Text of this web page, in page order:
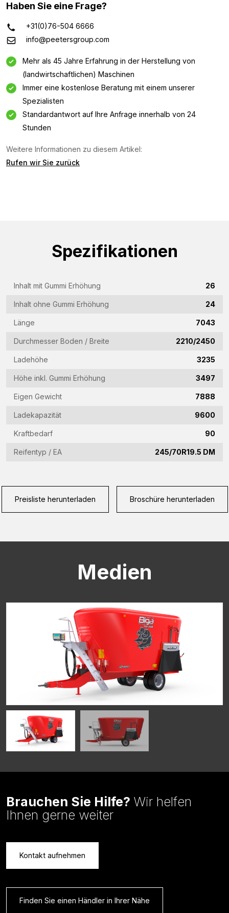
Haben Sie eine Frage?
+31(0)76-504 6666
info@peetersgroup.com
Mehr als 45 Jahre Erfahrung in der Herstellung von
(landwirtschaftlichen) Maschinen
Immer eine kostenlose Beratung mit einem unserer
Spezialisten
Standardantwort auf Ihre Anfrage innerhalb von 24
Stunden
Weitere Informationen zu diesem Artikel:
Rufen wir Sie zurück
Spezifikationen
Inhalt mit Gummi Erhöhung 26
Inhalt ohne Gummi Erhöhung 24
Länge 7043
Durchmesser Boden / Breite 2210/2450
Ladehöhe 3235
Höhe inkl. Gummi Erhöhung 3497
Eigen Gewicht 7888
Ladekapazität 9600
Kraftbedarf 90
Reifentyp / EA 245/70R19.5 DM
Preisliste herunterladen Broschüre herunterladen
Medien
Brauchen Sie Hilfe? Wir helfen
Ihnen gerne weiter
Kontakt aufnehmen
Finden Sie einen Händler in Ihrer Nähe
(Required)
E-
Adresse
(Required)
(Required)
(Required)
Woonplaats
(Required)
Vraag
CAPTCHA